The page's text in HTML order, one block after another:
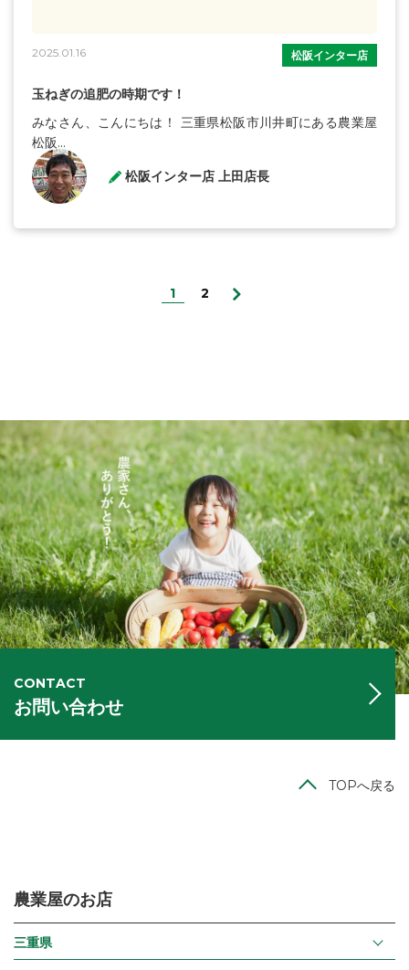
2025.01.16 松阪インター店
玉ねぎの追肥の時期です！
みなさん、こんにちは！ 三重県松阪市川井町にある農業屋
松阪...
松阪インター店 上田店長
1 2
CONTACT
お問い合わせ
TOPへ戻る
農業屋のお店
三重県